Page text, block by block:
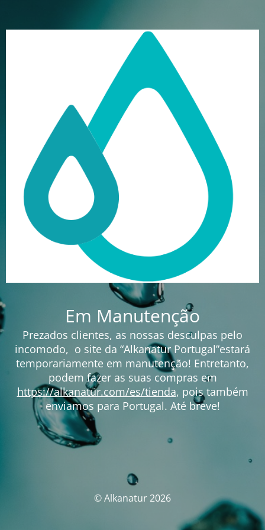
Em Manutenção
Prezados clientes, as nossas desculpas pelo
incomodo, o site da “Alkanatur Portugal”estará
temporariamente em manutenção! Entretanto,
podem fazer as suas compras em
https://alkanatur.com/es/tienda, pois também
enviamos para Portugal. Até breve!
© Alkanatur 2026